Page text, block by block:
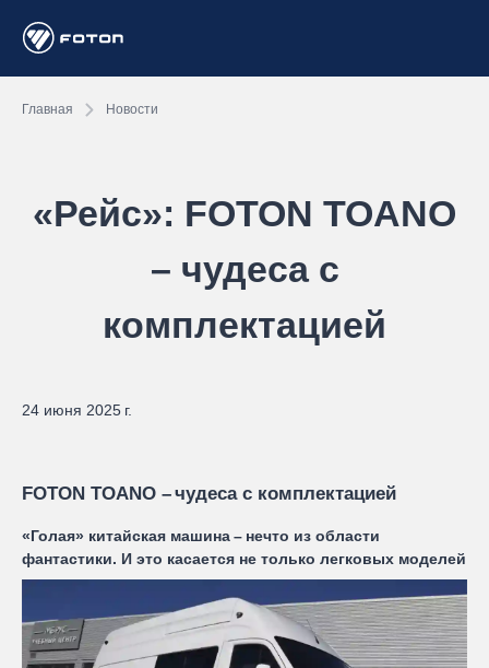
Главная Новости
«Рейс»: FOTON TOANO
– чудеса с
комплектацией
24 июня 2025 г.
FOTON TOANO – чудеса с комплектацией
«Голая» китайская машина – нечто из области
фантастики. И это касается не только легковых моделей